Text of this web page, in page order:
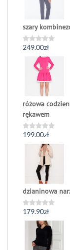
szary
Oceniono
249.00zł
różowa
rękawem
Oceniono
0
199.00zł
dzianinowa
Oceniono
0
179.90zł